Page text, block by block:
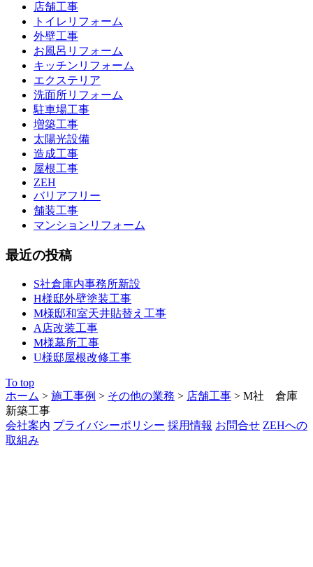
店舗工事
トイレリフォーム
外壁工事
お風呂リフォーム
キッチンリフォーム
エクステリア
洗面所リフォーム
駐車場工事
増築工事
太陽光設備
造成工事
屋根工事
ZEH
バリアフリー
舗装工事
マンションリフォーム
最近の投稿
S社倉庫内事務所新設
H様邸外壁塗装工事
M様邸和室天井貼替え工事
A店改装工事
M様墓所工事
U様邸屋根改修工事
To top
ホーム > 施工事例 > その他の業務 > 店舗工事 > M社 倉庫
新築工事
会社案内 プライバシーポリシー 採用情報 お問合せ ZEHへの
取組み